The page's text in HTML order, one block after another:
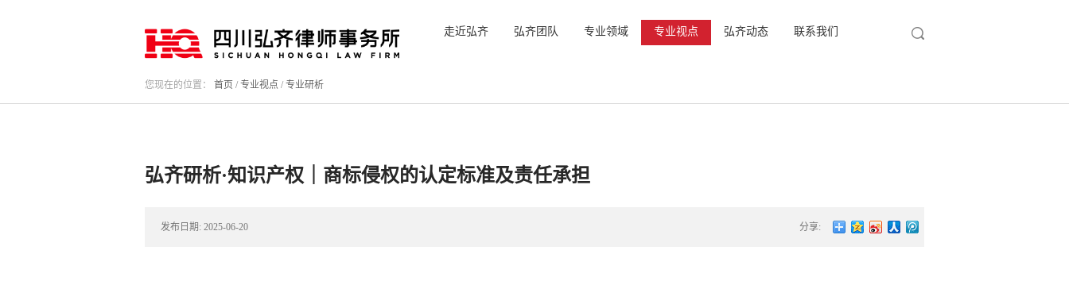
走近弘齐 弘齐团队 专业领域 专业视点 弘齐动态 联系我们
您现在的位置： 首页 /专业视点 / 专业研析
弘齐研析·知识产权｜商标侵权的认定标准及责任承担
发布日期: 2025-06-20 分享: